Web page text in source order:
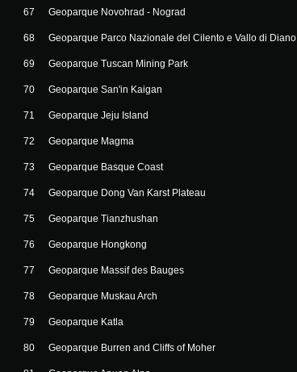
67 Geoparque Novohrad - Nograd
68 Geoparque Parco Nazionale del Cilento e Vallo di Diano
69 Geoparque Tuscan Mining Park
70 Geoparque San'in Kaigan
71 Geoparque Jeju Island
72 Geoparque Magma
73 Geoparque Basque Coast
74 Geoparque Dong Van Karst Plateau
75 Geoparque Tianzhushan
76 Geoparque Hongkong
77 Geoparque Massif des Bauges
78 Geoparque Muskau Arch
79 Geoparque Katla
80 Geoparque Burren and Cliffs of Moher